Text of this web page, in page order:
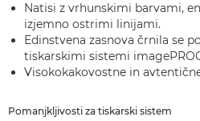
Natisi z vrhunskimi barvami,
izjemno ostrimi linijami.
Edinstvena zasnova črnila se
tiskarskimi sistemi
Visokokakovostne in
Pomanjkljivosti za tiskarski sistem